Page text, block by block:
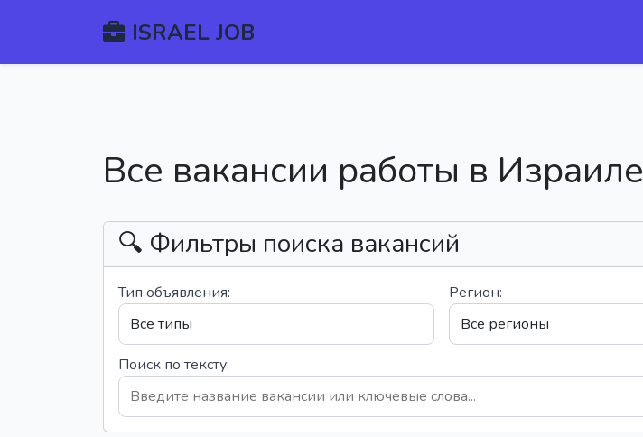
ISRAEL JOB
Все вакансии работы в Израиле
🔍 Фильтры поиска вакансий
Тип объявления: Регион:
Поиск по тексту: